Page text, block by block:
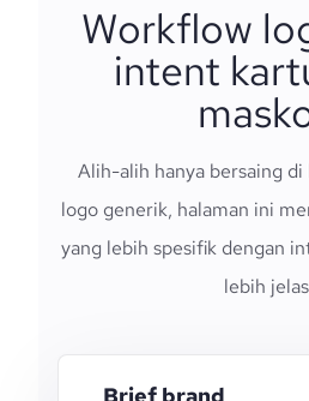
Workflow
intent
Alih-alih hanya bersaing
logo generik, halaman ini
yang lebih spesifik dengan
lebih